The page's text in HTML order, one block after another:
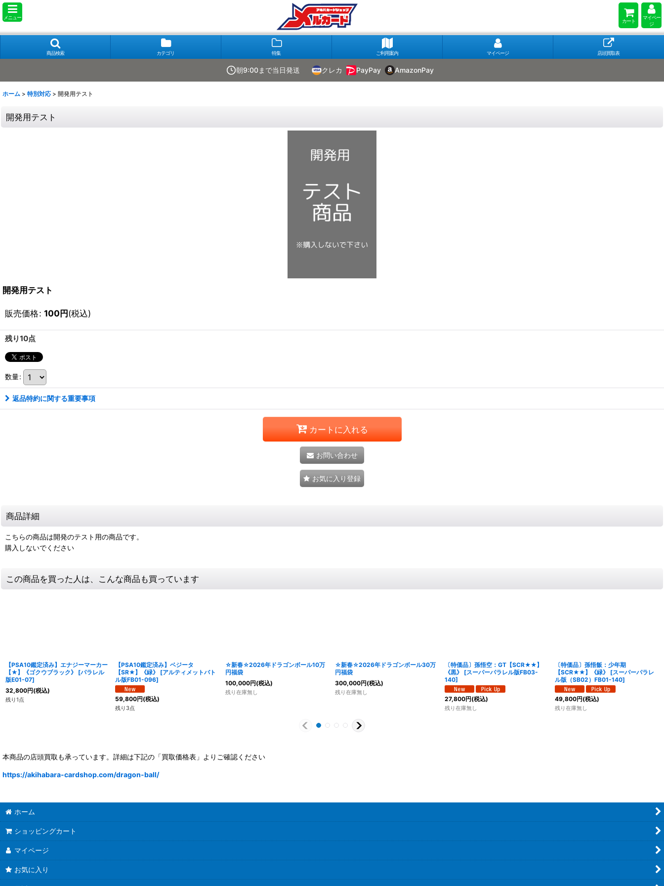
メニュー
カート
マイペー
ジ
商品検索 カテゴリ 特集 ご利用案内 マイページ 店頭買取表
朝9:00まで当日発送 クレカ PayPay AmazonPay
ホーム > 特別対応 > 開発用テスト
開発用テスト
開発用テスト
販売価格: 100円(税込)
残り10点
数量:
返品特約に関する重要事項
カートに入れる
お問い合わせ
お気に入り登録
商品詳細
こちらの商品は開発のテスト用の商品です。
購入しないでください
この商品を買った人は、こんな商品も買っています
【PSA10鑑定済み】エナジーマーカー
【★】《ゴクウブラック》
[パラレル
版E01-07]
32,800円(税込)
残り1点
【PSA10鑑定済み】ベジータ
【SR★】《緑》
[アルティメットバト
ル版FB01-096]
59,800円(税込)
残り3点
☆新春☆2026年ドラゴンボール10万
円福袋
100,000円(税込)
残り在庫無し
☆新春☆2026年ドラゴンボール30万
円福袋
300,000円(税込)
残り在庫無し
〔特価品〕孫悟空：GT【SCR★★】
《黒》
[スーパーパラレル版FB03-
140]
27,800円(税込)
残り在庫無し
〔特価品〕孫悟飯：少年期
【SCR★★】《緑》
[スーパーパラレ
ル版（SB02）FB01-140]
49,800円(税込)
残り在庫無し
本商品の店頭買取も承っています。詳細は下記の「買取価格表」よりご確認ください
https://akihabara-cardshop.com/dragon-ball/
ホーム
ショッピングカート
マイページ
お気に入り